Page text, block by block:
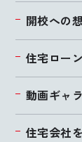
開校への
住宅ロー
動画ギャ
住宅会社